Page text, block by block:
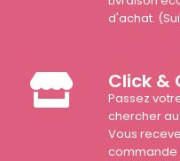
d'achat.
Click &
Passez
chercher
Vous
commande